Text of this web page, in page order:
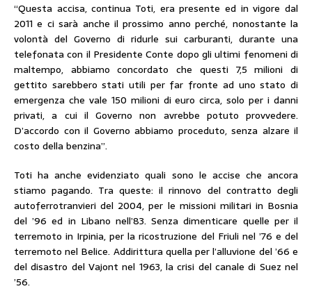
“Questa accisa, continua Toti, era presente ed in vigore dal
2011 e ci sarà anche il prossimo anno perché, nonostante la
volontà del Governo di ridurle sui carburanti, durante una
telefonata con il Presidente Conte dopo gli ultimi fenomeni di
maltempo, abbiamo concordato che questi 7,5 milioni di
gettito sarebbero stati utili per far fronte ad uno stato di
emergenza che vale 150 milioni di euro circa, solo per i danni
privati, a cui il Governo non avrebbe potuto provvedere.
D’accordo con il Governo abbiamo proceduto, senza alzare il
costo della benzina”.
Toti ha anche evidenziato quali sono le accise che ancora
stiamo pagando. Tra queste: il rinnovo del contratto degli
autoferrotranvieri del 2004, per le missioni militari in Bosnia
del ’96 ed in Libano nell’83. Senza dimenticare quelle per il
terremoto in Irpinia, per la ricostruzione del Friuli nel ’76 e del
terremoto nel Belice. Addirittura quella per l’alluvione del ’66 e
del disastro del Vajont nel 1963, la crisi del canale di Suez nel
’56.